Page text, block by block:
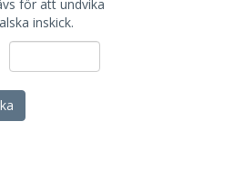
för att undvika
inskick.